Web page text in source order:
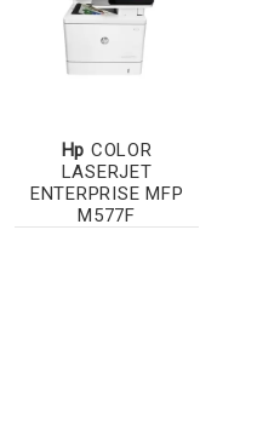
Hp COLOR
LASERJET
ENTERPRISE MFP
M577F